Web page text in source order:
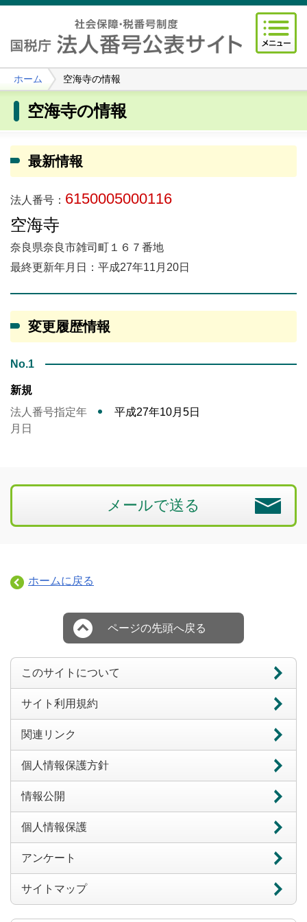
ホーム 空海寺の情報
空海寺の情報
最新情報
法人番号： 6150005000116
空海寺
奈良県奈良市雑司町１６７番地
最終更新年月日：平成27年11月20日
変更履歴情報
No.1
新規
法人番号指定年
月日
平成27年10月5日
メールで送る
ホームに戻る
ページの先頭へ戻る
このサイトについて
サイト利用規約
関連リンク
個人情報保護方針
情報公開
個人情報保護
アンケート
サイトマップ